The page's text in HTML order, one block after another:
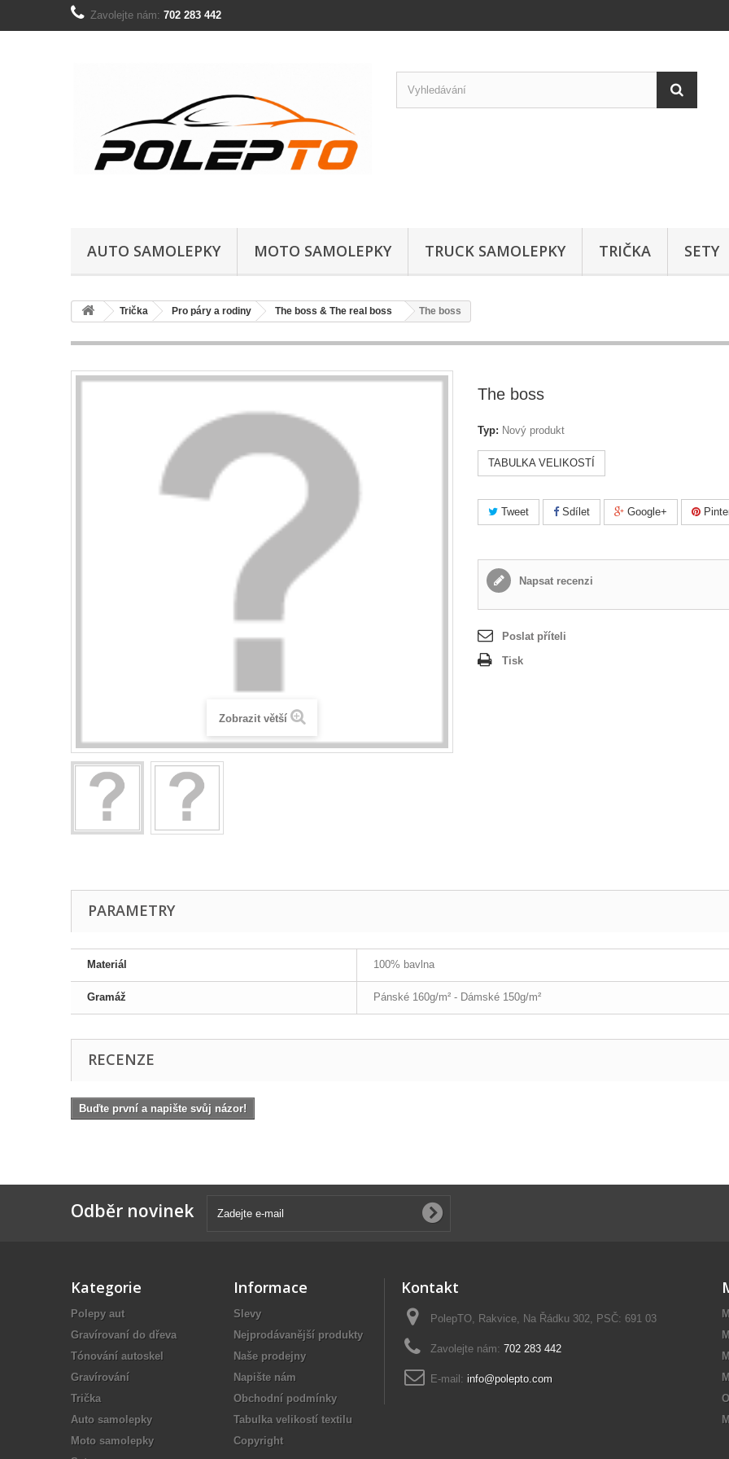
Zavolejte nám: 702 283 442
AUTO SAMOLEPKY MOTO SAMOLEPKY TRUCK SAMOLEPKY TRIČKA SETY
Trička Pro páry a rodiny The boss & The real boss The boss
Zobrazit větší
The boss
Typ: Nový produkt
TABULKA VELIKOSTÍ
Tweet Sdílet Google+
Napsat recenzi
Poslat příteli
Tisk
PARAMETRY
Materiál 100% bavlna
Gramáž Pánské 160g/m² - Dámské 150g/m²
RECENZE
Buďte první a napište svůj názor!
Odběr novinek
Kategorie
Polepy aut
Gravírovaní do dřeva
Tónování autoskel
Gravírování
Trička
Auto samolepky
Moto samolepky
Informace
Slevy
Nejprodávanější produkty
Naše prodejny
Napište nám
Obchodní podmínky
Tabulka velikostí textilu
Copyright
Kontakt
PolepTO, Rakvice, Na Řádku 302, PSČ: 691 03
Zavolejte nám: 702 283 442
E-mail: info@polepto.com